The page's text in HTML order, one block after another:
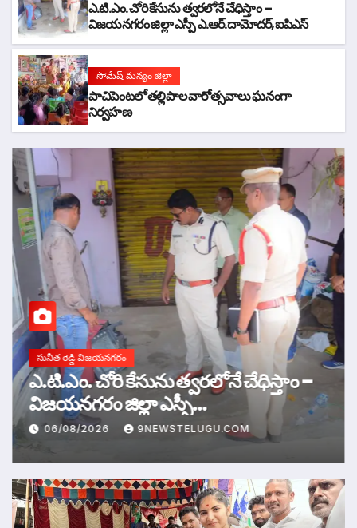
ఎ.టి.ఎం. చోరి కేసును త్వరలోనే చేధిస్తాం –
విజయనగరం జిల్లా ఎస్పీ ఎ.ఆర్.దామోదర్,ఐపిఎస్
సోమేష్ మన్యం జిల్లా
పాచిపెంటలో తల్లిపాల వారోత్సవాలు ఘనంగా
నిర్వహణ
సునీత రెడ్డి విజయనగరం
ఎ.టి.ఎం. చోరి కేసును త్వరలోనే చేధిస్తాం –
విజయనగరం జిల్లా ఎస్పీ
ఎ.ఆర్.దామోదర్,ఐపిఎస్
06/08/2026 9NEWSTELUGU.COM